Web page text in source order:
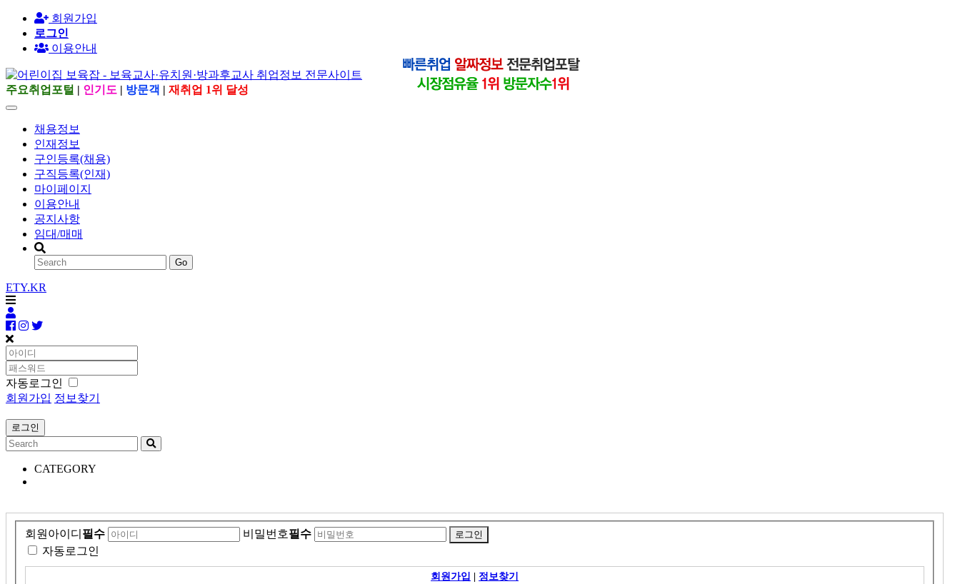
회원가입
로그인
이용안내
주요취업포털 | 인기도 | 방문객 | 재취업 1위 달성
채용정보
인재정보
구인등록(채용)
구직등록(인재)
마이페이지
이용안내
공지사항
임대/매매
Go
ETY.KR
자동로그인
회원가입 정보찾기
CATEGORY
회원아이디 필수 비밀번호필수
자동로그인
회원가입 | 정보찾기